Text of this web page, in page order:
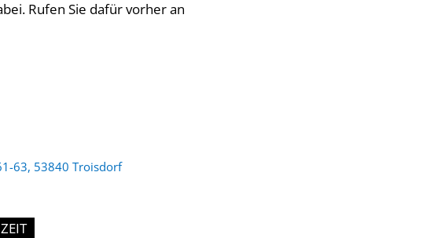
Rufen Sie dafür vorher an
63, 53840 Troisdorf